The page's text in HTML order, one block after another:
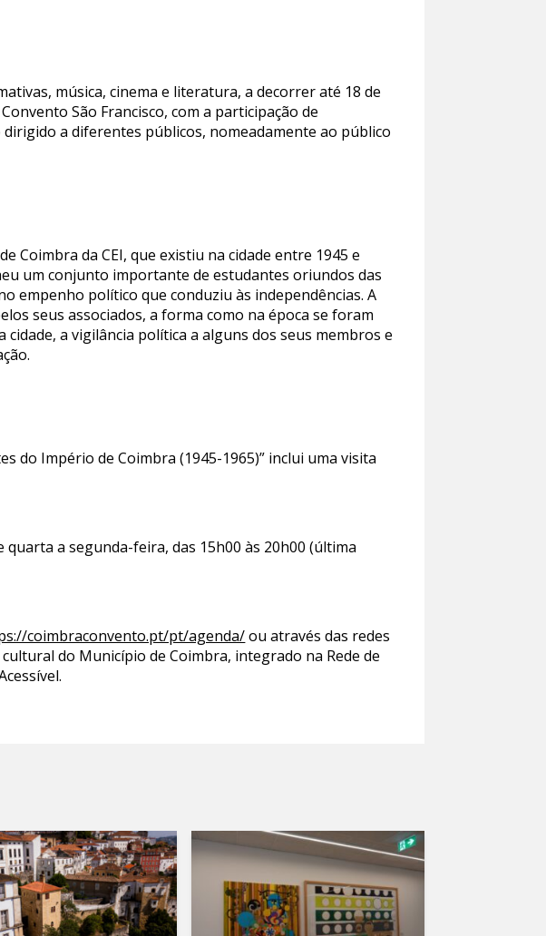
música, cinema e literatura, a decorrer até 18 de
São Francisco, com a participação de
a diferentes públicos, nomeadamente ao público
Coimbra da CEI, que existiu na cidade entre 1945 e
um conjunto importante de estudantes oriundos das
empenho político que conduziu às independências. A
seus associados, a forma como na época se foram
a vigilância política a alguns dos seus membros e
do Império de Coimbra (1945-1965)” inclui uma visita
a segunda-feira, das 15h00 às 20h00 (última
coimbraconvento.pt/pt/agenda/ou através das redes
do Município de Coimbra, integrado na Rede de